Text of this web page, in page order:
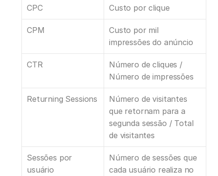
CPC Custo por clique
CPM
Custo por mil
impressões do anúncio
CTR
Número de cliques /
Número de impressões
Returning Sessions
Número de visitantes
que retornam para a
segunda sessão / Total
de visitantes
Sessões por
usuário
Número de sessões que
cada usuário realiza no